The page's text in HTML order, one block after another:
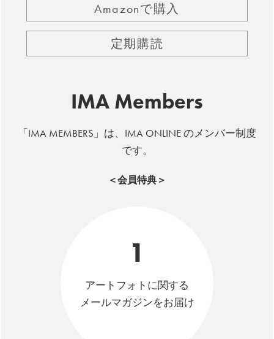
Amazonで購入
定期購読
IMA Members
「IMA MEMBERS」は、IMA ONLINE のメンバー制度
です。
＜会員特典＞
1
アートフォトに関する
メールマガジンをお届け